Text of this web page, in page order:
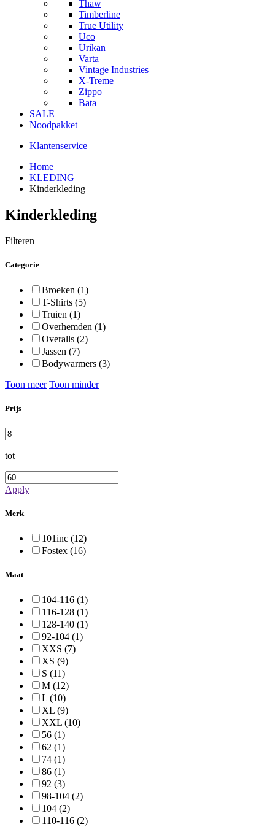
Thaw
Timberline
True Utility
Uco
Urikan
Varta
Vintage Industries
X-Treme
Zippo
Bata
SALE
Noodpakket
Klantenservice
Home
KLEDING
Kinderkleding
Kinderkleding
Filteren
Categorie
Broeken (1)
T-Shirts (5)
Truien (1)
Overhemden (1)
Overalls (2)
Jassen (7)
Bodywarmers (3)
Toon meer Toon minder
Prijs
tot
Apply
Merk
101inc (12)
Fostex (16)
Maat
104-116 (1)
116-128 (1)
128-140 (1)
92-104 (1)
XXS (7)
XS (9)
S (11)
M (12)
L (10)
XL (9)
XXL (10)
56 (1)
62 (1)
74 (1)
86 (1)
92 (3)
98-104 (2)
104 (2)
110-116 (2)